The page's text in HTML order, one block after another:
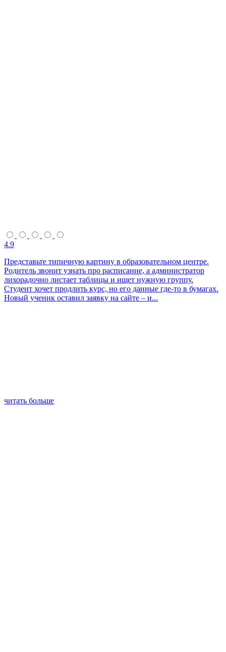
4.9
Представьте типичную картину в образовательном центре.
Родитель звонит узнать про расписание, а администратор
лихорадочно листает таблицы и ищет нужную группу.
Студент хочет продлить курс, но его данные где-то в бумагах.
Новый ученик оставил заявку на сайте – и...
читать больше